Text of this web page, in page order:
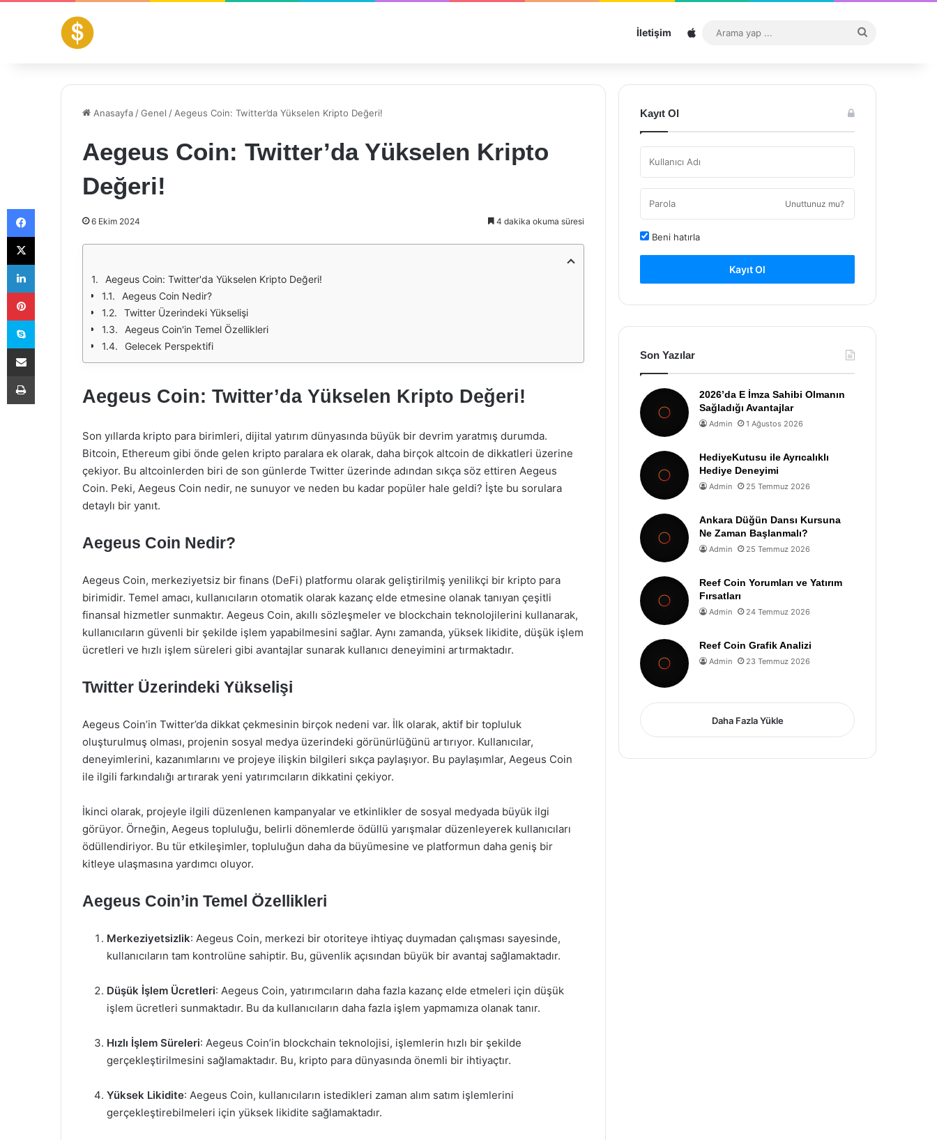
İletişim Sitemap
...
Anasayfa /Genel / Aegeus Coin: Twitter’da Yükselen Kripto Değeri!
Aegeus Coin: Twitter’da Yükselen Kripto
Değeri!
6 Ekim 2024 4 dakika okuma süresi
Aegeus Coin: Twitter'da Yükselen Kripto Değeri!
Aegeus Coin Nedir?
Twitter Üzerindeki Yükselişi
Aegeus Coin'in Temel Özellikleri
Gelecek Perspektifi
Aegeus Coin: Twitter’da Yükselen Kripto Değeri!
Son yıllarda kripto para birimleri, dijital yatırım dünyasında büyük bir devrim yaratmış durumda.
Bitcoin, Ethereum gibi önde gelen kripto paralara ek olarak, daha birçok altcoin de dikkatleri üzerine
çekiyor. Bu altcoinlerden biri de son günlerde Twitter üzerinde adından sıkça söz ettiren Aegeus
Coin. Peki, Aegeus Coin nedir, ne sunuyor ve neden bu kadar popüler hale geldi? İşte bu sorulara
detaylı bir yanıt.
Aegeus Coin Nedir?
Aegeus Coin, merkeziyetsiz bir finans (DeFi) platformu olarak geliştirilmiş yenilikçi bir kripto para
birimidir. Temel amacı, kullanıcıların otomatik olarak kazanç elde etmesine olanak tanıyan çeşitli
finansal hizmetler sunmaktır. Aegeus Coin, akıllı sözleşmeler ve blockchain teknolojilerini kullanarak,
kullanıcıların güvenli bir şekilde işlem yapabilmesini sağlar. Aynı zamanda, yüksek likidite, düşük işlem
ücretleri ve hızlı işlem süreleri gibi avantajlar sunarak kullanıcı deneyimini artırmaktadır.
Twitter Üzerindeki Yükselişi
Aegeus Coin’in Twitter’da dikkat çekmesinin birçok nedeni var. İlk olarak, aktif bir topluluk
oluşturulmuş olması, projenin sosyal medya üzerindeki görünürlüğünü artırıyor. Kullanıcılar,
deneyimlerini, kazanımlarını ve projeye ilişkin bilgileri sıkça paylaşıyor. Bu paylaşımlar, Aegeus Coin
ile ilgili farkındalığı artırarak yeni yatırımcıların dikkatini çekiyor.
İkinci olarak, projeyle ilgili düzenlenen kampanyalar ve etkinlikler de sosyal medyada büyük ilgi
görüyor. Örneğin, Aegeus topluluğu, belirli dönemlerde ödüllü yarışmalar düzenleyerek kullanıcıları
ödüllendiriyor. Bu tür etkileşimler, topluluğun daha da büyümesine ve platformun daha geniş bir
kitleye ulaşmasına yardımcı oluyor.
Aegeus Coin’in Temel Özellikleri
Merkeziyetsizlik: Aegeus Coin, merkezi bir otoriteye ihtiyaç duymadan çalışması sayesinde,
kullanıcıların tam kontrolüne sahiptir. Bu, güvenlik açısından büyük bir avantaj sağlamaktadır.
Düşük İşlem Ücretleri: Aegeus Coin, yatırımcıların daha fazla kazanç elde etmeleri için düşük
işlem ücretleri sunmaktadır. Bu da kullanıcıların daha fazla işlem yapmamıza olanak tanır.
Hızlı İşlem Süreleri: Aegeus Coin’in blockchain teknolojisi, işlemlerin hızlı bir şekilde
gerçekleştirilmesini sağlamaktadır. Bu, kripto para dünyasında önemli bir ihtiyaçtır.
Yüksek Likidite: Aegeus Coin, kullanıcıların istedikleri zaman alım satım işlemlerini
gerçekleştirebilmeleri için yüksek likidite sağlamaktadır.
Kayıt Ol
Unuttunuz mu?
Beni hatırla
Kayıt Ol
Son Yazılar
2026’da E İmza Sahibi Olmanın
Sağladığı Avantajlar
Admin 1 Ağustos 2026
HediyeKutusu ile Ayrıcalıklı
Hediye Deneyimi
Admin 25 Temmuz 2026
Ankara Düğün Dansı Kursuna
Ne Zaman Başlanmalı?
Admin 25 Temmuz 2026
Reef Coin Yorumları ve Yatırım
Fırsatları
Admin 24 Temmuz 2026
Reef Coin Grafik Analizi
Admin 23 Temmuz 2026
Daha Fazla Yükle
Facebook
X
LinkedIn
Pinterest
Skype
E-Posta ile paylaş